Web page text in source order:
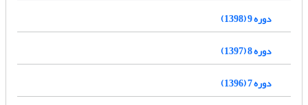
دوره 9 (1398)
دوره 8 (1397)
دوره 7 (1396)